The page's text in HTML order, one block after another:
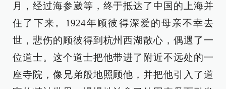
月，经过海参崴等，终于抵达了中国的上海并
住了下来。1924年顾彼得深爱的母亲不幸去
世，悲伤的顾彼得到杭州西湖散心，偶遇了一
位道士。这个道士把他带进了附近不远处的一
座寺院，像兄弟般地照顾他，并把他引入了道